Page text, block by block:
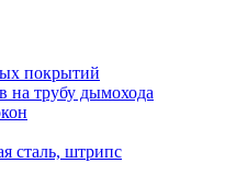
покрытий
на трубу дымохода
сталь, штрипс